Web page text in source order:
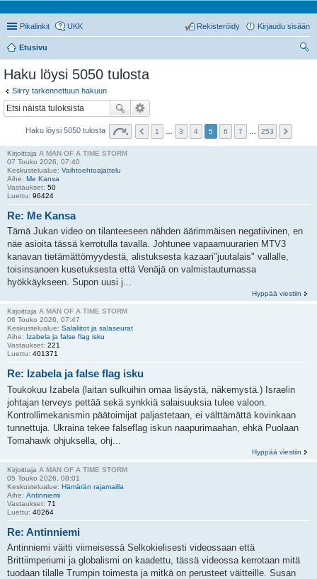
Pikalinkit UKK Kirjaudu sisään
Rekisteröidy
Etusivu
Haku löysi 5050 tulosta
Siirry tarkennettuun hakuun
Haku löysi 5050 tulosta 1 3 4 5 6 7 253
Kirjoittaja A MAN OF A TIME STORM
07 Touko 2026, 07:40
Keskustelualue: Vaihtoehtoajattelu
Aihe: Me Kansa
Vastaukset: 50
Luettu: 96424
Re: Me Kansa
Tämä Jukan video on tilanteeseen nähden äärimmäisen negatiivinen, en
näe asioita tässä kerrotulla tavalla. Johtunee vapaamuurarien MTV3
kanavan tietämättömyydestä, alistuksesta kazaari"juutalais" vallalle,
toisinsanoen kusetuksesta että Venäjä on valmistautumassa
hyökkäykseen. Supon uusi j...
Hyppää viestiin
Kirjoittaja A MAN OF A TIME STORM
06 Touko 2026, 07:47
Keskustelualue: Salaliitot ja salaseurat
Aihe: Izabela ja false flag isku
Vastaukset: 221
Luettu: 401371
Re: Izabela ja false flag isku
Toukokuu Izabela (laitan sulkuihin omaa lisäystä, näkemystä.) Israelin
johtajan terveys pettää sekä synkkiä salaisuuksia tulee valoon.
Kontrollimekanismin päätoimijat paljastetaan, ei välttämättä kovinkaan
tunnettuja. Ukraina tekee falseflag iskun naapurimaahan, ehkä Puolaan
Tomahawk ohjuksella, ohj...
Hyppää viestiin
Kirjoittaja A MAN OF A TIME STORM
05 Touko 2026, 08:01
Keskustelualue: Hämärän rajamailla
Aihe: Antinniemi
Vastaukset: 71
Luettu: 40264
Re: Antinniemi
Antinniemi väitti viimeisessä Selkokielisesti videossaan että
Brittiimperiumi ja globalismi on kaadettu, tässä videossa kerrotaan mitä
tuodaan tilalle Trumpin toimesta ja mitkä on perusteet väitteille. Susan